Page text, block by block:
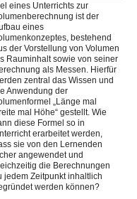
eines Unterrichts zur
ist der
eines
bestehend
der Vorstellung von Volumen
Rauminhalt sowie von seiner
als Messen. Hierfür
zentral das Wissen und
Anwendung der
„Länge mal
mal Höhe“ gestellt. Wie
diese Formel so in
erarbeitet werden,
sie von den Lernenden
angewendet und
die Berechnungen
jedem Zeitpunkt inhaltlich
werden können?